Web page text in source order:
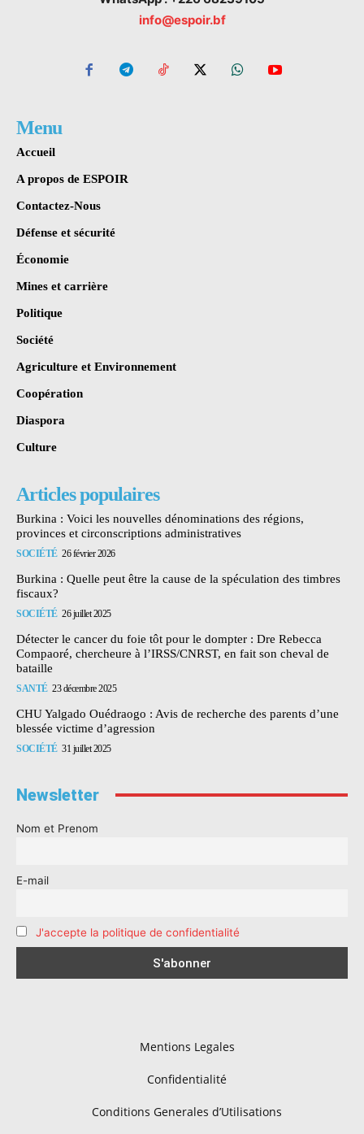
info@espoir.bf
Menu
Accueil
A propos de ESPOIR
Contactez-Nous
Défense et sécurité
Économie
Mines et carrière
Politique
Société
Agriculture et Environnement
Coopération
Diaspora
Culture
Articles populaires
Burkina : Voici les nouvelles dénominations des régions,
provinces et circonscriptions administratives
SOCIÉTÉ 26 février 2026
Burkina : Quelle peut être la cause de la spéculation des timbres
fiscaux?
SOCIÉTÉ 26 juillet 2025
Détecter le cancer du foie tôt pour le dompter : Dre Rebecca
Compaoré, chercheure à l’IRSS/CNRST, en fait son cheval de
bataille
SANTÉ 23 décembre 2025
CHU Yalgado Ouédraogo : Avis de recherche des parents d’une
blessée victime d’agression
SOCIÉTÉ 31 juillet 2025
Newsletter
Nom et Prenom
E-mail
J'accepte la politique de confidentialité
Mentions Legales
Confidentialité
Conditions Generales d’Utilisations